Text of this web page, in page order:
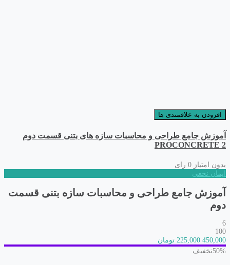
افزودن به علاقمندی ها
آموزش جامع طراحی و محاسبات سازه های بتنی قسمت دوم
PROCONCRETE 2
بدون امتیاز 0 رای
ایمان نخعی
آموزش جامع طراحی و محاسبات سازه بتنی قسمت
دوم
6
100
450,000 225,000 تومان
50%تخفیف